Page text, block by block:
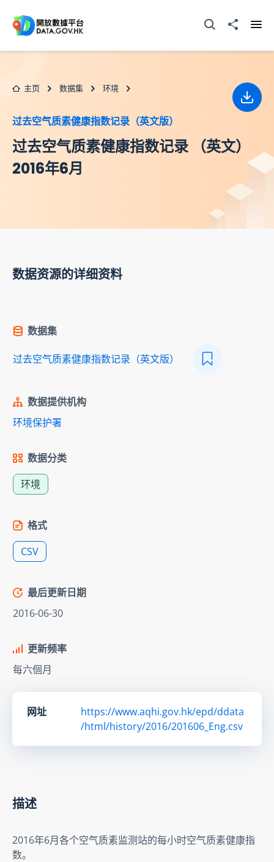
打开搜寻器分享至
主页 数据集 环境
过去空气质素健康指数记录（英文版）
过去空气质素健康指数记录 （英文）
2016年6月
下载
数据资源的详细资料
数据集
过去空气质素健康指数记录（英文版）
数据提供机构
环境保护署
数据分类
环境
格式
CSV
最后更新日期
2016-06-30
更新频率
每六個月
网址
https://www.aqhi.gov.hk/epd/ddata
/html/history/2016/201606_Eng.csv
描述
2016年6月各个空气质素监测站的每小时空气质素健康指
数。